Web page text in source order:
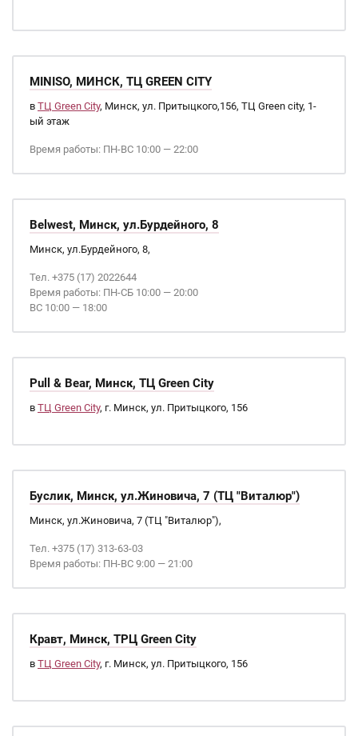
MINISO, МИНСК, ТЦ GREEN CITY
в ТЦ Green City, Минск, ул. Притыцкого,156, ТЦ Green city, 1-
ый этаж
Время работы: ПН-ВС 10:00 — 22:00
Belwest, Минск, ул.Бурдейного, 8
Минск, ул.Бурдейного, 8,
Тел. +375 (17) 2022644
Время работы: ПН-СБ 10:00 — 20:00
ВС 10:00 — 18:00
Pull & Bear, Минск, ТЦ Green City
в ТЦ Green City, г. Минск, ул. Притыцкого, 156
Буслик, Минск, ул.Жиновича, 7 (ТЦ "Виталюр")
Минск, ул.Жиновича, 7 (ТЦ "Виталюр"),
Тел. +375 (17) 313-63-03
Время работы: ПН-ВС 9:00 — 21:00
Кравт, Минск, ТРЦ Green City
в ТЦ Green City, г. Минск, ул. Притыцкого, 156